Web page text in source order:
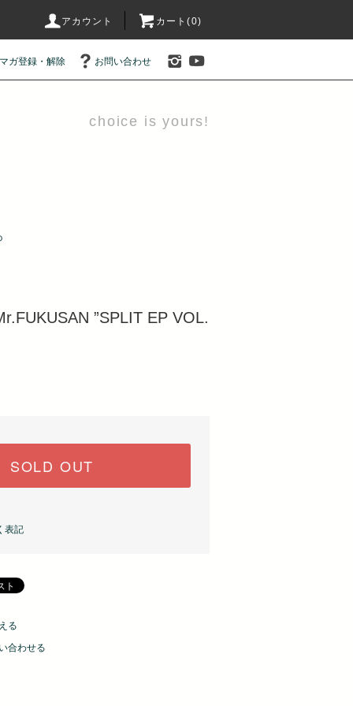
アカウント カート(0)
ガ登録・解除 お問い合わせ
choice is yours!
”SPLIT EP VOL.
SOLD OUT
表記
る
合わせる